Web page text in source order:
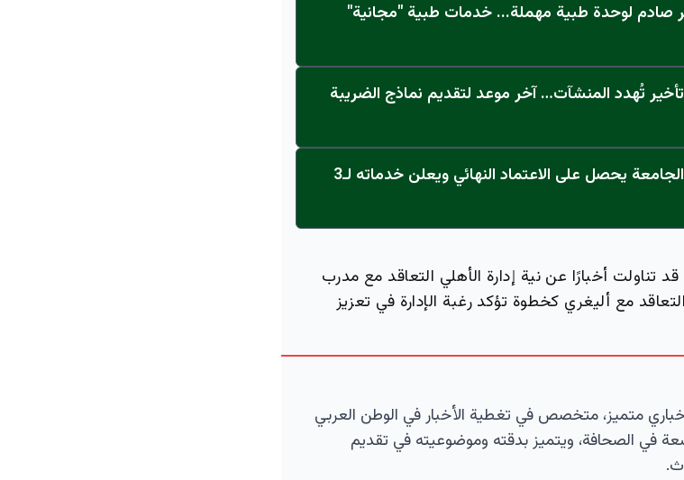
صادم لوحدة طبية مهملة... خدمات طبية "مجانية"
تُهدد المنشآت… آخر موعد لتقديم نماذج الضريبة
عاجل: القناة تنطلق... مركز أورام الجامعة يحصل على الاعتماد النهائي ويعلن خدماته لـ3
تناولت أخبارًا عن نية إدارة الأهلي التعاقد مع مدرب
مع أليغري كخطوة تؤكد رغبة الإدارة في تعزيز
متميز، متخصص في تغطية الأخبار في الوطن العربي
في الصحافة، ويتميز بدقته وموضوعيته في تقديم